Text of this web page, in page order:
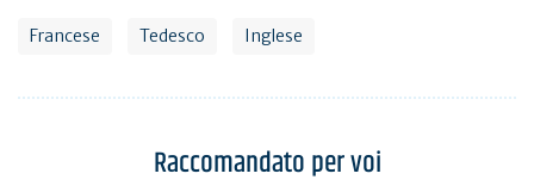
Francese Tedesco Inglese
Raccomandato per voi